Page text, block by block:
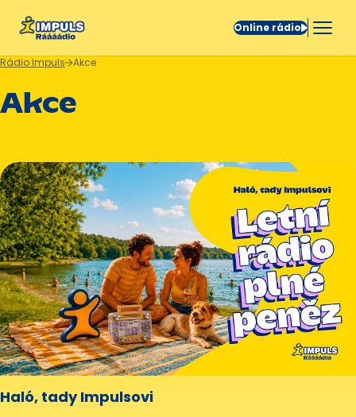
Online rádio
Rádio Impuls Akce
Akce
Haló, tady Impulsovi